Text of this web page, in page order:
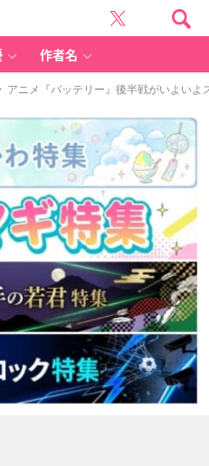
作者名
アニメ『バッテリー』後半戦がいよいよ